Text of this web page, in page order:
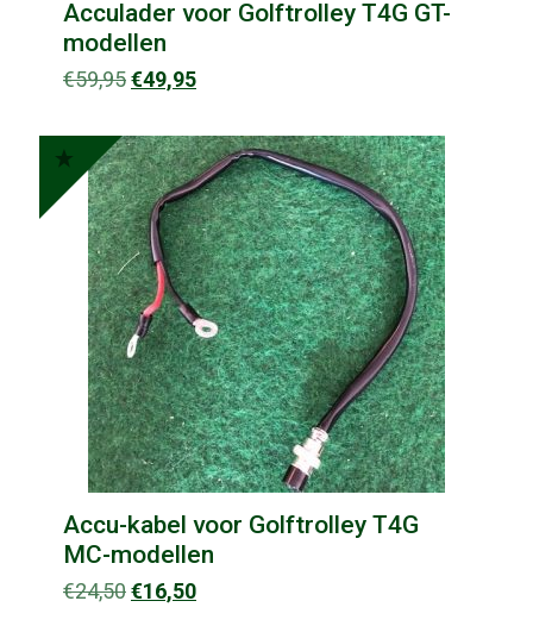
Acculader voor Golftrolley T4G GT-
modellen
€59,95Oorspronkelijke
was:
€59,95.
€49,95Huidige
is:
€49,95.
Accu-kabel voor Golftrolley T4G
MC-modellen
€24,50Oorspronkelijke
€16,50Huidige